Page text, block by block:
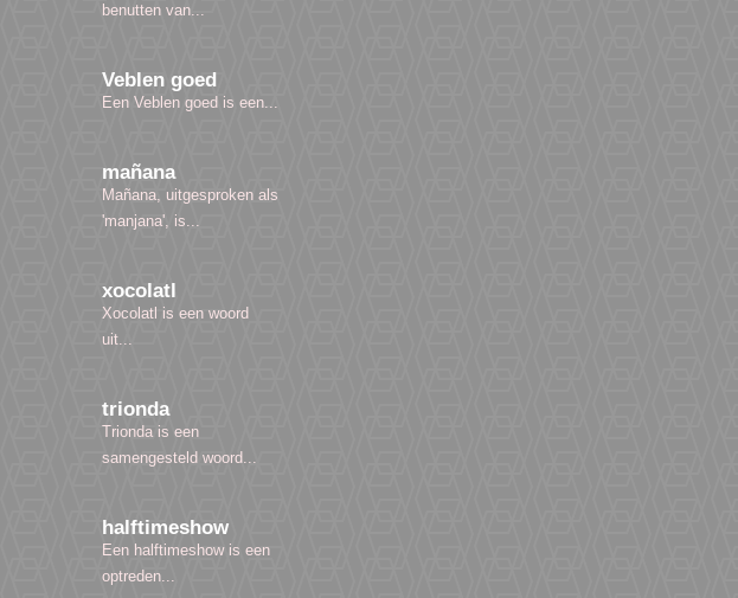
benutten van...
Veblen goed
Een Veblen goed is een...
mañana
Mañana, uitgesproken als
'manjana', is...
xocolatl
Xocolatl is een woord
uit...
trionda
Trionda is een
samengesteld woord...
halftimeshow
Een halftimeshow is een
optreden...